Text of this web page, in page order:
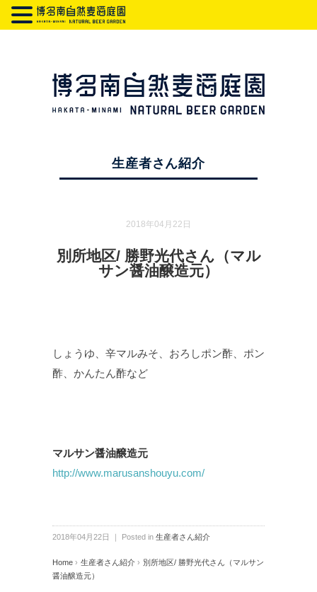
生産者さん紹介
2018年04月22日
別所地区/ 勝野光代さん（マル
サン醤油醸造元）
しょうゆ、辛マルみそ、おろしポン酢、ポン
酢、かんたん酢など
マルサン醤油醸造元
http://www.marusanshouyu.com/
2018年04月22日 ｜ Posted in 生産者さん紹介
Home › 生産者さん紹介 › 別所地区/ 勝野光代さん（マルサン
醤油醸造元）